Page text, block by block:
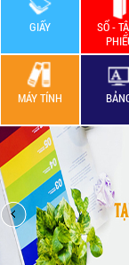
GIẤY
SỔ -
MÁY TÍNH